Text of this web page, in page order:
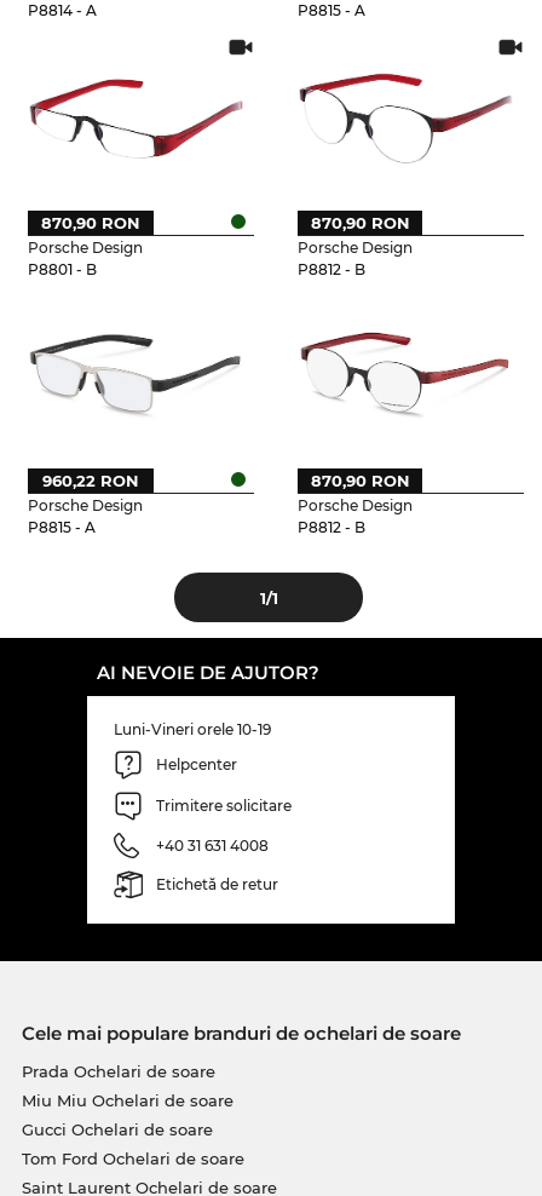
P8814 - A
P8815 - A
Porsche Design
P8801 - B
870,90 RON
Porsche Design
P8812 - B
870,90 RON
Porsche Design
P8815 - A
960,22 RON
Porsche Design
P8812 - B
870,90 RON
1/1
AI NEVOIE DE AJUTOR?
Luni-Vineri orele 10-19
Helpcenter
Trimitere solicitare
+40 31 631 4008
Etichetă de retur
Cele mai populare branduri de ochelari de soare
Prada Ochelari de soare
Miu Miu Ochelari de soare
Gucci Ochelari de soare
Tom Ford Ochelari de soare
Saint Laurent Ochelari de soare